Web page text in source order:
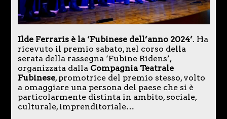
Ilde Ferraris è la ‘Fubinese dell’anno 2024’. Ha
ricevuto il premio sabato, nel corso della
serata della rassegna ‘Fubine Ridens’,
organizzata dalla Compagnia Teatrale
Fubinese, promotrice del premio stesso, volto
a omaggiare una persona del paese che si è
particolarmente distinta in ambito, sociale,
culturale, imprenditoriale…